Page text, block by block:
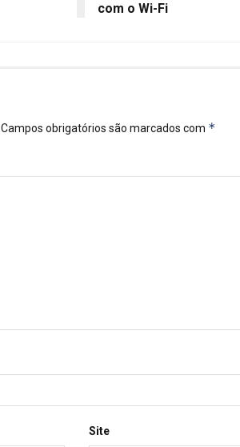
com o Wi-Fi
Campos obrigatórios são marcados com *
Site